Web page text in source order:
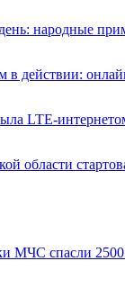
народные
в действии:
LTE-интернетом
области
МЧС спасли 2500